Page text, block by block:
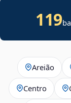
119
Areião
Centro